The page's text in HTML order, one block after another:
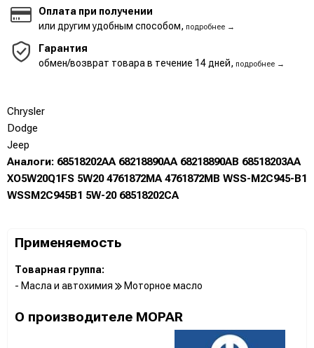
Оплата при получении
или другим удобным способом, подробнее →
Гарантия
обмен/возврат товара в течение 14 дней, подробнее →
Chrysler
Dodge
Jeep
Аналоги: 68518202AA 68218890AA 68218890AB 68518203AA
XO5W20Q1FS 5W20 4761872MA 4761872MB WSS-M2C945-B1
WSSM2C945B1 5W-20 68518202CA
Применяемость
Товарная группа:
- Масла и автохимия
Моторное масло
О производителе MOPAR